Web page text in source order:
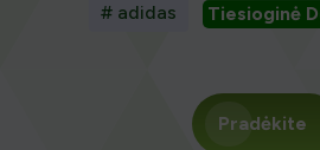
# adidas Tiesioginė
Pradėkite